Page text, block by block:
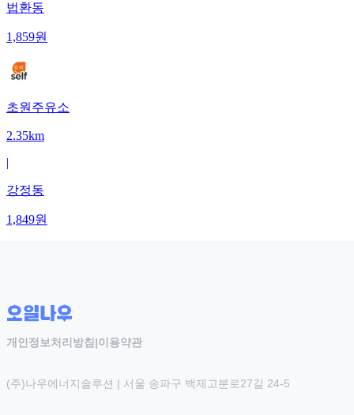
법환동
1,859원
초원주유소
2.35km
|
강정동
1,849원
개인정보처리방침 |이용약관
(주)나우에너지솔루션 | 서울 송파구 백제고분로27길 24-5